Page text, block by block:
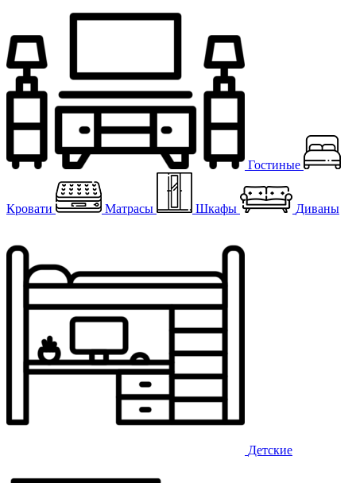
Гостиные
Кровати Матрасы Шкафы Диваны
Детские